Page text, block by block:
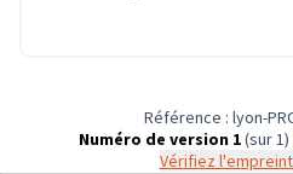
Référence : lyon-
Numéro de version 1(sur 1)
Vérifiez